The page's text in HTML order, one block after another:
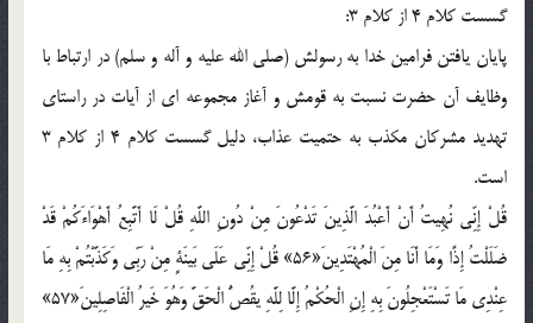
گسست کلام 4 از کلام 3:
پايان يافتن فرامين خدا به رسولش (صلي الله عليه و آله و سلم) در ارتباط با
وظايف آن حضرت نسبت به قومش و آغاز مجموعه اي از آيات در راستاي
تهديد مشرکان مکذب به حتميت عذاب، دليل گسست کلام 4 از کلام 3
است.
قُلْ إِنِّي نُهِيتُ أَنْ أَعْبُدَ الَّذِينَ تَدْعُونَ مِنْ دُونِ اللَّهِ قُلْ لَا أَتَّبِعُ أَهْوَاءَكُمْ قَدْ
ضَلَلْتُ إِذًا وَمَا أَنَا مِنَ الْمُهْتَدِينَ«56» قُلْ إِنِّي عَلَى بَينَةٍ مِنْ رَبِّي وَكَذَّبْتُمْ بِهِ مَا
عِنْدِي مَا تَسْتَعْجِلُونَ بِهِ إِنِ الْحُكْمُ إِلَّا لِلَّهِ يقُصُّ الْحَقَّ وَهُوَ خَيرُ الْفَاصِلِينَ«57»